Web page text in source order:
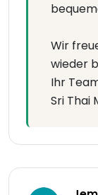
Wir
wieder
Ihr
Sri Thai